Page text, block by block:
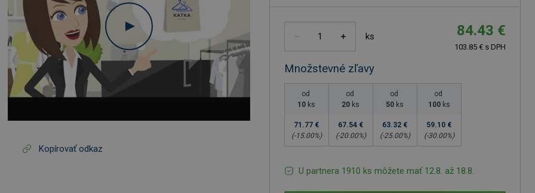
Kopírovať odkaz
ks 84.43 €
103.85 € s DPH
Množstevné zľavy
od
10 ks
71.77 €
(-15.00%)
od
20 ks
67.54 €
(-20.00%)
od
50 ks
63.32 €
(-25.00%)
od
100 ks
59.10 €
(-30.00%)
U partnera 1910 ks môžete mať 12.8. až 18.8.